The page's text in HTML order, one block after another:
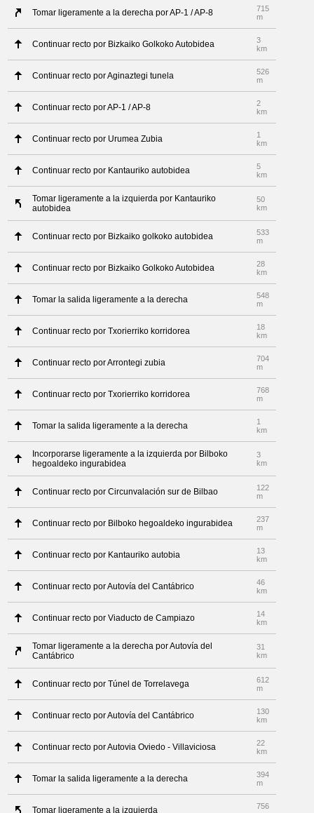
Tomar ligeramente a la derecha por AP-1 / AP-8
715
m
Continuar recto por Bizkaiko Golkoko Autobidea
3
km
Continuar recto por Aginaztegi tunela
526
m
Continuar recto por AP-1 / AP-8
2
km
Continuar recto por Urumea Zubia
1
km
Continuar recto por Kantauriko autobidea
5
km
Tomar ligeramente a la izquierda por Kantauriko
autobidea
50
km
Continuar recto por Bizkaiko golkoko autobidea
533
m
Continuar recto por Bizkaiko Golkoko Autobidea
28
km
Tomar la salida ligeramente a la derecha
548
m
Continuar recto por Txorierriko korridorea
18
km
Continuar recto por Arrontegi zubia
704
m
Continuar recto por Txorierriko korridorea
768
m
Tomar la salida ligeramente a la derecha
1
km
Incorporarse ligeramente a la izquierda por Bilboko
hegoaldeko ingurabidea
3
km
Continuar recto por Circunvalación sur de Bilbao
122
m
Continuar recto por Bilboko hegoaldeko ingurabidea
237
m
Continuar recto por Kantauriko autobia
13
km
Continuar recto por Autovía del Cantábrico
46
km
Continuar recto por Viaducto de Campiazo
14
km
Tomar ligeramente a la derecha por Autovía del
Cantábrico
31
km
Continuar recto por Túnel de Torrelavega
612
m
Continuar recto por Autovía del Cantábrico
130
km
Continuar recto por Autovia Oviedo - Villaviciosa
22
km
Tomar la salida ligeramente a la derecha
394
m
Tomar ligeramente a la izquierda
756